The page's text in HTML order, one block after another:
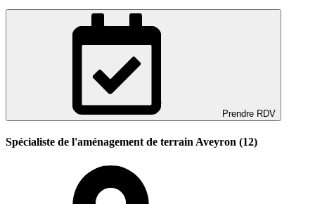
Prendre RDV
Spécialiste de l'aménagement de terrain Aveyron (12)